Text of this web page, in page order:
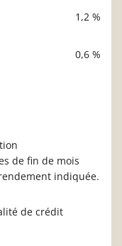
1,2 %
0,6 %
de fin de mois
indiquée.
de crédit